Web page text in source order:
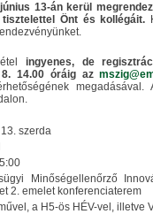
13-án kerül
Önt és kollégáit.
ingyenes, de
8. 14.00 óráig az
szerda
Minőségellenőrző
2. emelet konferenciaterem
a H5-ös HÉV-vel, illetve